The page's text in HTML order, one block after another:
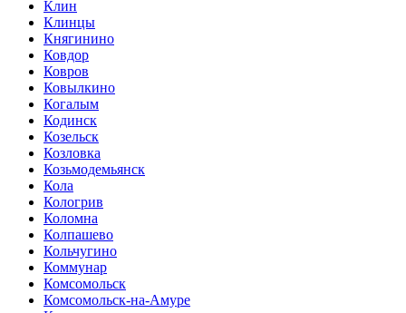
Клин
Клинцы
Княгинино
Ковдор
Ковров
Ковылкино
Когалым
Кодинск
Козельск
Козловка
Козьмодемьянск
Кола
Кологрив
Коломна
Колпашево
Кольчугино
Коммунар
Комсомольск
Комсомольск-на-Амуре